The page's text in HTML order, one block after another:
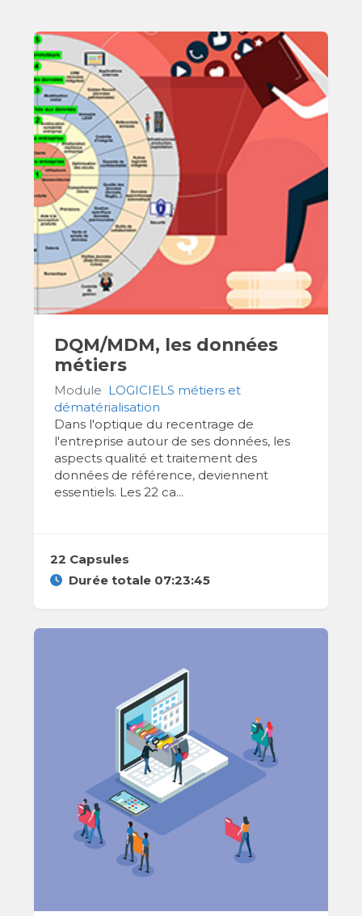
DQM/MDM, les données
métiers
Module LOGICIELS métiers et
dématérialisation
Dans l'optique du recentrage de
l'entreprise autour de ses données, les
aspects qualité et traitement des
données de référence, deviennent
essentiels. Les 22 ca...
22 Capsules
Durée totale 07:23:45